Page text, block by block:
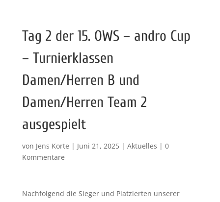
Tag 2 der 15. OWS – andro Cup
– Turnierklassen
Damen/Herren B und
Damen/Herren Team 2
ausgespielt
von Jens Korte | Juni 21, 2025| Aktuelles | 0
Kommentare
Nachfolgend die Sieger und Platzierten unserer